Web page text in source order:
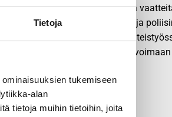
Tietoja
tukemiseen
alan
tietoja muihin tietoihin, joita
Origoprovalmistaa laadukkaita
puolustusvoimien ja
:n tuotteet on suunniteltu
joiden kokemus inspiroi